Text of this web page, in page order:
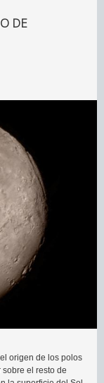
DE
origen de los polos
el resto de